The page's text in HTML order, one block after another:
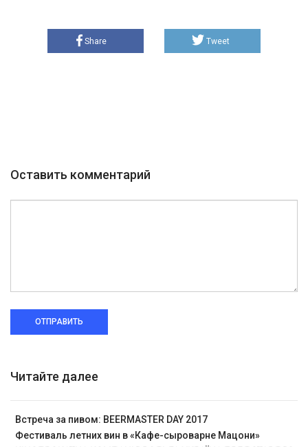
Share Tweet
Оставить комментарий
ОТПРАВИТЬ
Читайте далее
Встреча за пивом: BEERMASTER DAY 2017
Фестиваль летних вин в «Кафе-сыроварне Мацони»